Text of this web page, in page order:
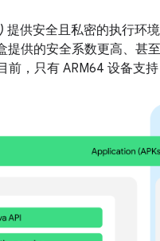
提供安全且私密的执行环
提供的安全系数更高、甚
，只有 ARM64 设备支持